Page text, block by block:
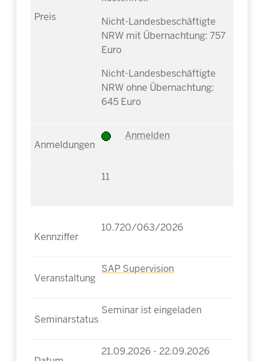
Nicht-Landesbeschäftigte
NRW mit Übernachtung: 757
Euro
Nicht-Landesbeschäftigte
NRW ohne Übernachtung:
645 Euro
Anmelden
11
10.720/063/2026
SAP Supervision
Seminar ist eingeladen
21.09.2026 - 22.09.2026